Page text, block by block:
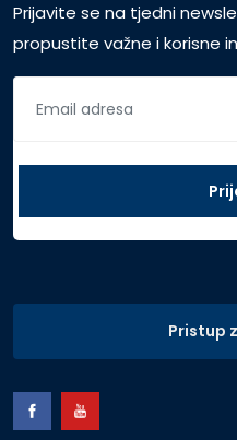
Prijavite se na tjedni
propustite važne i korisne
Pristup